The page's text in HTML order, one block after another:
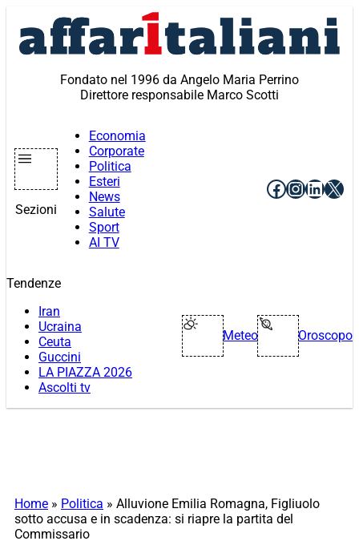
contenuto
Fondato nel 1996 da Angelo Maria Perrino
Direttore responsabile Marco Scotti
Sezioni
Economia
Corporate
Politica
Esteri
News
Salute
Sport
AI TV
Facebook
X
Tendenze
Iran
Ucraina
Ceuta
Guccini
LA PIAZZA 2026
Ascolti tv
Meteo Oroscopo
Home » Politica » Alluvione Emilia Romagna, Figliuolo
sotto accusa e in scadenza: si riapre la partita del
Commissario